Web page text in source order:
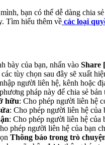
bạn có thể dễ dàng chia
Tìm hiểu thêm về các loại
bày của bạn, nhấn vào Share
tùy chọn sau đây sẽ xuất
người liên hệ, kênh hoặc
pháp này để chia sẻ bản
hữu: Cho phép người liên hệ
: Cho phép người liên hệ
: Cho phép người liên hệ của
phép người liên hệ của bạn
Thông báo trong trò